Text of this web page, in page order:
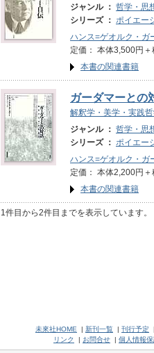
ジャンル ： 哲学・思
シリーズ ： ポイエー
ハンス=ゲオルク・ガ
定価： 本体3,500
本書の関連書籍
ガーダマーとの
解釈学・美学・実践
ジャンル ： 哲学・思
シリーズ ： ポイエー
ハンス=ゲオルク・ガ
定価： 本体2,200
本書の関連書籍
1件目から2件目までを表示しています。
未來社HOME | 新刊一覧 | 刊行予定
リンク
| お問合せ | 個人情報